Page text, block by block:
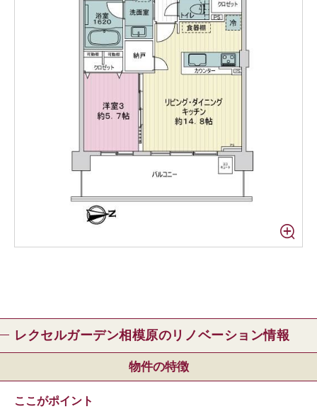
レクセルガーデン相模原のリノベーション情報
物件の特徴
ここがポイント